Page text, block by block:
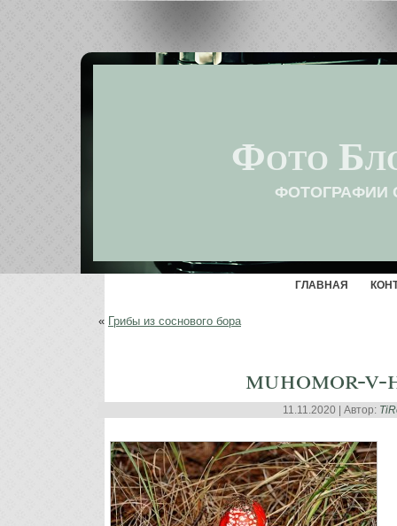
Фото
ФОТОГРАФИИ
ГЛАВНАЯ
« Грибы из соснового бора
muhomor-v-
11.11.2020 | Автор: